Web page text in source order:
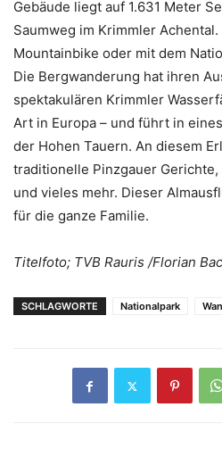
Gebäude liegt auf 1.631 Meter
Saumweg im Krimmler
Mountainbike oder mit dem
Die Bergwanderung hat ihren
spektakulären Krimmler
Art in Europa – und führt in
der Hohen Tauern. An diesem
traditionelle Pinzgauer
und vieles mehr. Dieser
für die ganze Familie.
Titelfoto; TVB Rauris /Florian
SCHLAGWORTE Nationalpark